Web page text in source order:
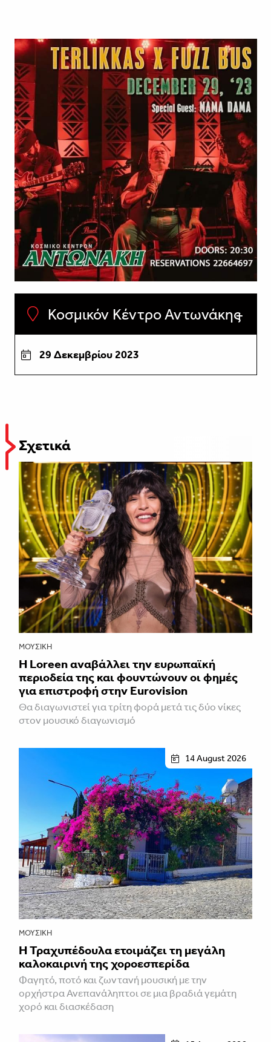
Κοσμικόν Κέντρο Αντωνάκης
29 Δεκεμβρίου 2023
Σχετικά
ΜΟΥΣΙΚΉ
Η Loreen αναβάλλει την ευρωπαϊκή
περιοδεία της και φουντώνουν οι φημές
για επιστροφή στην Eurovision
Θα διαγωνιστεί για τρίτη φορά μετά τις δύο νίκες
στον μουσικό διαγωνισμό
14 August 2026
ΜΟΥΣΙΚΉ
Η Τραχυπέδουλα ετοιμάζει τη μεγάλη
καλοκαιρινή της χοροεσπερίδα
Φαγητό, ποτό και ζωντανή μουσική με την
ορχήστρα Ανεπανάληπτοι σε μια βραδιά γεμάτη
χορό και διασκέδαση